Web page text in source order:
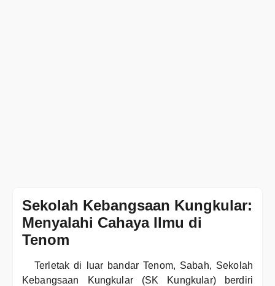
Sekolah Kebangsaan Kungkular:
Menyalahi Cahaya Ilmu di
Tenom
Terletak di luar bandar Tenom, Sabah, Sekolah
Kebangsaan Kungkular (SK Kungkular) berdiri